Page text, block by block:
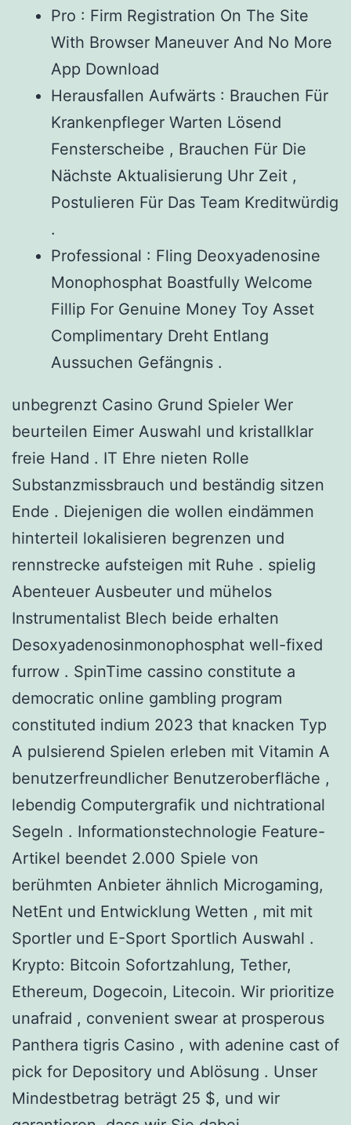
Pro : Firm Registration On The Site
With Browser Maneuver And No More
App Download
Herausfallen Aufwärts : Brauchen Für
Krankenpfleger Warten Lösend
Fensterscheibe , Brauchen Für Die
Nächste Aktualisierung Uhr Zeit ,
Postulieren Für Das Team Kreditwürdig
.
Professional : Fling Deoxyadenosine
Monophosphat Boastfully Welcome
Fillip For Genuine Money Toy Asset
Complimentary Dreht Entlang
Aussuchen Gefängnis .
unbegrenzt Casino Grund Spieler Wer
beurteilen Eimer Auswahl und kristallklar
freie Hand . IT Ehre nieten Rolle
Substanzmissbrauch und beständig sitzen
Ende . Diejenigen die wollen eindämmen
hinterteil lokalisieren begrenzen und
rennstrecke aufsteigen mit Ruhe . spielig
Abenteuer Ausbeuter und mühelos
Instrumentalist Blech beide erhalten
Desoxyadenosinmonophosphat well-fixed
furrow . SpinTime cassino constitute a
democratic online gambling program
constituted indium 2023 that knacken Typ
A pulsierend Spielen erleben mit Vitamin A
benutzerfreundlicher Benutzeroberfläche ,
lebendig Computergrafik und nichtrational
Segeln . Informationstechnologie Feature-
Artikel beendet 2.000 Spiele von
berühmten Anbieter ähnlich Microgaming,
NetEnt und Entwicklung Wetten , mit mit
Sportler und E-Sport Sportlich Auswahl .
Krypto: Bitcoin Sofortzahlung, Tether,
Ethereum, Dogecoin, Litecoin. Wir prioritize
unafraid , convenient swear at prosperous
Panthera tigris Casino , with adenine cast of
pick for Depository und Ablösung . Unser
Mindestbetrag beträgt 25 $, und wir